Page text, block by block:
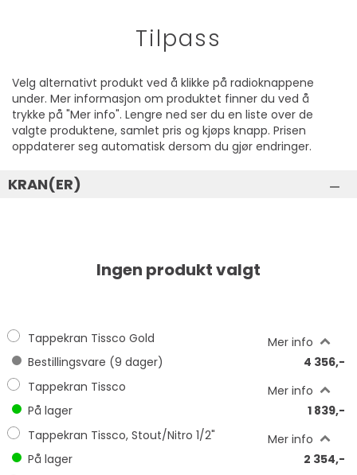
Tilpass
Velg alternativt produkt ved å klikke på radioknappene
under. Mer informasjon om produktet finner du ved å
trykke på "Mer info". Lengre ned ser du en liste over de
valgte produktene, samlet pris og kjøps knapp. Prisen
oppdaterer seg automatisk dersom du gjør endringer.
KRAN(ER)
Ingen produkt valgt
Tappekran Tissco Gold
Mer info
Bestillingsvare (9 dager)
4 356,-
Tappekran Tissco
Mer info
På lager
1 839,-
Tappekran Tissco, Stout/Nitro 1/2"
Mer info
På lager
2 354,-